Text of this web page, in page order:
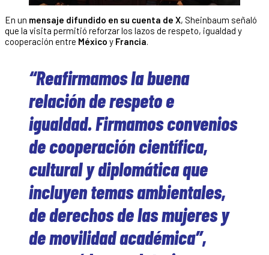
En un mensaje difundido en su cuenta de X, Sheinbaum señaló
que la visita permitió reforzar los lazos de respeto, igualdad y
cooperación entre México y Francia
“Reafirmamos la buena
relación de respeto e
igualdad. Firmamos convenios
de cooperación científica,
cultural y diplomática que
incluyen temas ambientales,
de derechos de las mujeres y
de movilidad académica”,